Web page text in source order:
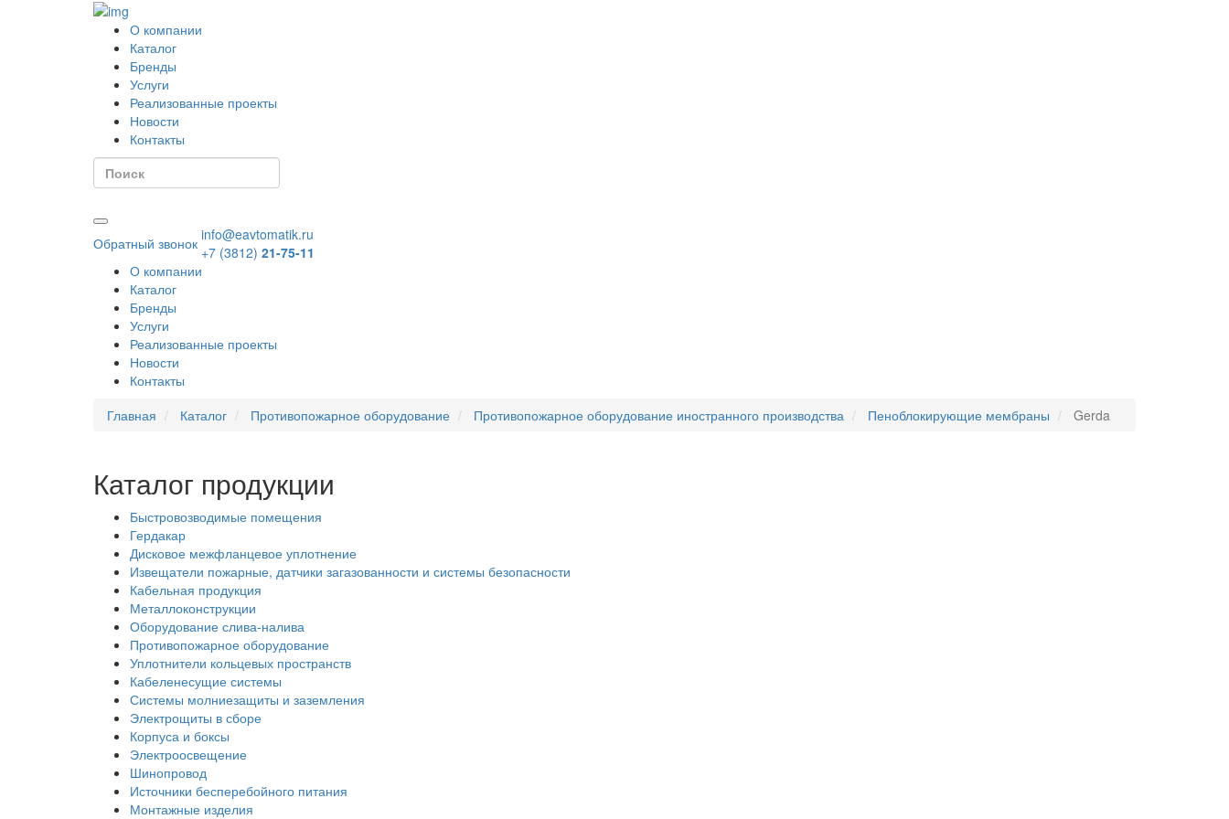
О компании
Каталог
Бренды
Услуги
Реализованные проекты
Новости
Контакты
Обратный звонок info@eavtomatik.ru
+7 (3812) 21-75-11
О компании
Каталог
Бренды
Услуги
Реализованные проекты
Новости
Контакты
Главная
Каталог Противопожарное оборудование Противопожарное оборудование иностранного производства Пеноблокирующие мембраны Gerda
Каталог продукции
Быстровозводимые помещения
Гердакар
Дисковое межфланцевое уплотнение
Извещатели пожарные, датчики загазованности и системы безопасности
Кабельная продукция
Металлоконструкции
Оборудование слива-налива
Противопожарное оборудование
Уплотнители кольцевых пространств
Кабеленесущие системы
Системы молниезащиты и заземления
Электрощиты в сборе
Корпуса и боксы
Электроосвещение
Шинопровод
Источники бесперебойного питания
Монтажные изделия